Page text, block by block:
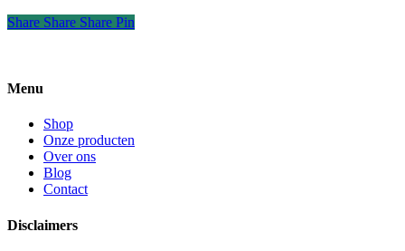
Share
Share Share Share Pin
Menu
Shop
Onze producten
Over ons
Blog
Contact
Disclaimers